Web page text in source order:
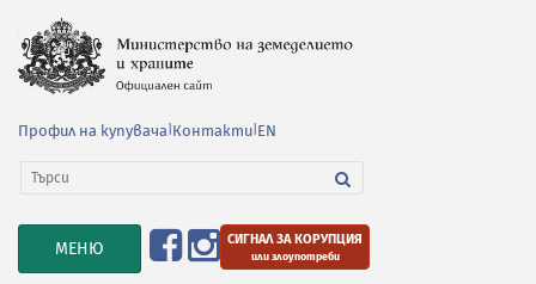
Профил на купувача Контакти EN
TOGGLE
NAVIGATION
МЕНЮ СИГНАЛ ЗА КОРУПЦИЯ
или злоупотреби